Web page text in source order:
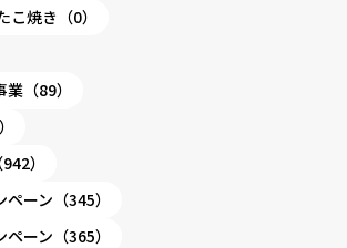
こ焼き（0）
（89）
）
ーン（345）
ーン（365）